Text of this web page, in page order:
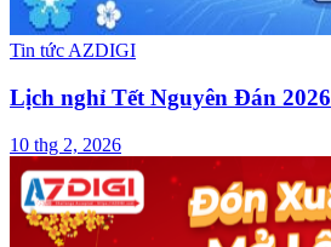
Tin tức AZDIGI
Lịch nghỉ Tết Nguyên Đán 2026
10 thg 2, 2026